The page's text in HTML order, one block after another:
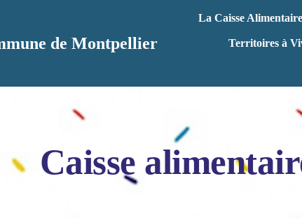
de Montpellier
La Caisse
Territoires à
Caisse